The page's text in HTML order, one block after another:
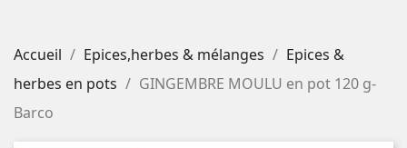
Accueil Epices,herbes & mélanges
Epices &
herbes en pots
GINGEMBRE MOULU en pot 120 g-
Barco